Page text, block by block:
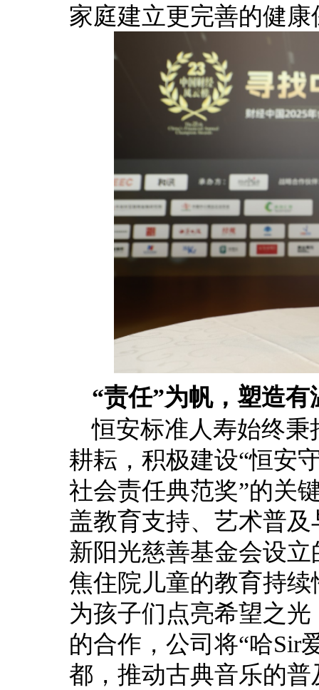
家庭建立更完善的健康
“责任”为帆，塑造
恒安标准人寿始终秉
耕耘，积极建设“恒安
社会责任典范奖”的关
盖教育支持、艺术普
新阳光慈善基金会设
焦住院儿童的教育持
为孩子们点亮希望之
的合作，公司将“哈Sir
都，推动古典音乐的